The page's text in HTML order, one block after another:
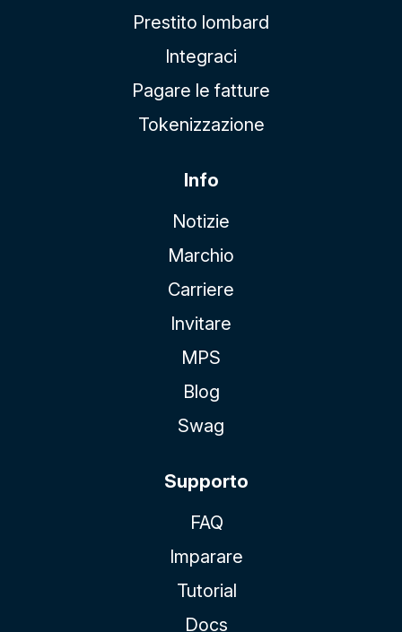
Prestito lombard
Integraci
Pagare le fatture
Tokenizzazione
Info
Notizie
Marchio
Carriere
Invitare
MPS
Blog
Swag
Supporto
FAQ
Imparare
Tutorial
Docs